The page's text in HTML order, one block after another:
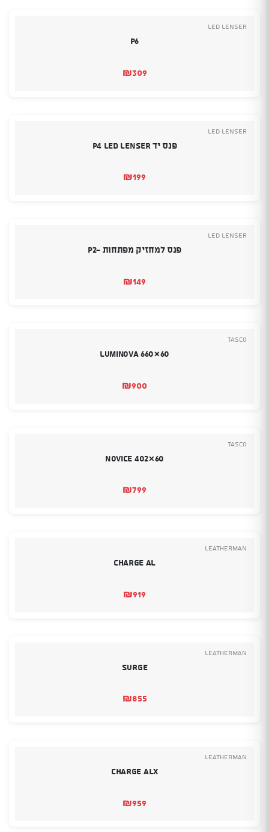
Led Lenser
P6
₪309
Led Lenser
פנס יד P4 LED LENSER
₪199
Led Lenser
פנס למחזיק מפתחות -P2
₪149
Tasco
Luminova 660×60
₪900
Tasco
Novice 402×60
₪799
Leatherman
Charge AL
₪919
Leatherman
Surge
₪855
Leatherman
Charge ALX
₪959